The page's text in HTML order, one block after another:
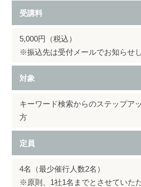
受講料
5,000円（税込）
※振込先は受付メールでお知らせし
対象
キーワード検索からのステップア
方
定員
4名（最少催行人数2名）
※原則、1社1名までとさせていた